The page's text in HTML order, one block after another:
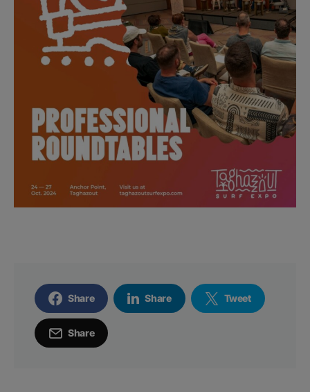
Share Share Tweet
Share